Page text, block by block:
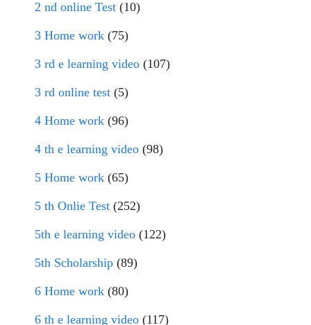
2 nd online Test (10)
3 Home work (75)
3 rd e learning video (107)
3 rd online test (5)
4 Home work (96)
4 th e learning video (98)
5 Home work (65)
5 th Onlie Test (252)
5th e learning video (122)
5th Scholarship (89)
6 Home work (80)
6 th e learning video (117)